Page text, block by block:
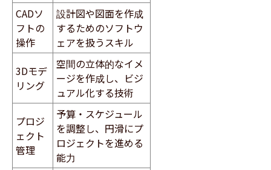
CADソ
フトの
操作
設計図や図面を作成
するためのソフトウ
ェアを扱うスキル
3Dモデ
リング
空間の立体的なイメ
ージを作成し、ビジ
ュアル化する技術
プロジ
ェクト
管理
予算・スケジュール
を調整し、円滑にプ
ロジェクトを進める
能力